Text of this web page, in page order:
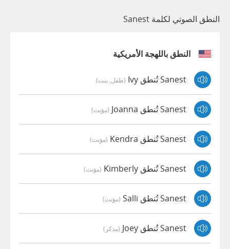
النطق الصوتي لكلمة Sanest
النطق باللهجة الأمريكية
Sanest تُنطق Ivy (طفل, بنت)
Sanest تُنطق Joanna (مؤنث)
Sanest تُنطق Kendra (مؤنث)
Sanest تُنطق Kimberly (مؤنث)
Sanest تُنطق Salli (مؤنث)
Sanest تُنطق Joey (مذكر)